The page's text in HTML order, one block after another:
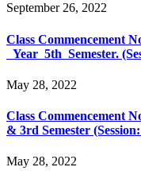
September 26, 2022
Class Commencement
Year 5th Semester.
May 28, 2022
Class Commencement
& 3rd Semester
May 28, 2022